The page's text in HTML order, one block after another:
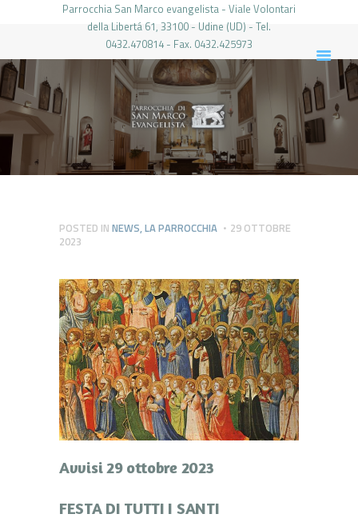
Parrocchia San Marco evangelista - Viale Volontari
della Libertá 61, 33100 - Udine (UD) - Tel.
0432.470814 - Fax. 0432.425973
PARROCCHIA DI SAN MARCO UDINE
HOME
LA PARROCCHIA
IL PARROCO
LE ATTIVITÀ
PIERABECH
FOTO E VIDEO
CONTATTI
LOGIN
POSTED IN NEWS,LA PARROCCHIA
29 OTTOBRE
2023
Avvisi 29 ottobre 2023
FESTA DI TUTTI I SANTI